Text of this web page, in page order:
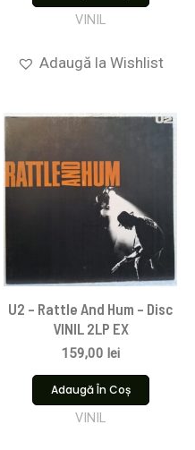
VINIL
Adaugă la Wishlist
U2 – Rattle And Hum – Disc
VINIL 2LP EX
159,00 lei
Adaugă În Coș
VINIL